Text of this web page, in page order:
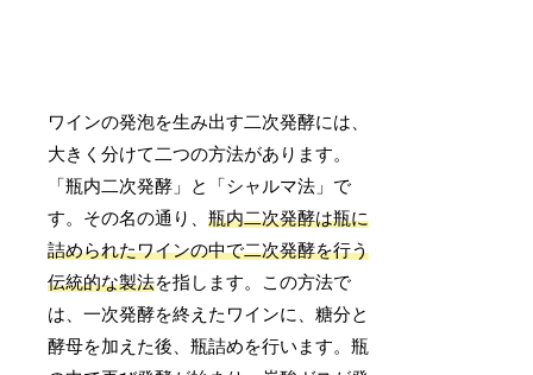
ワインの発泡を生み出す二次発酵には、
大きく分けて二つの方法があります。
「瓶内二次発酵」と「シャルマ法」で
す。その名の通り、瓶内二次発酵は瓶に
詰められたワインの中で二次発酵を行う
伝統的な製法を指します。この方法で
は、一次発酵を終えたワインに、糖分と
酵母を加えた後、瓶詰めを行います。瓶